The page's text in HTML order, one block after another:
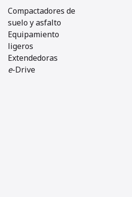
Compactadores de
suelo y asfalto
Equipamiento
ligeros
Extendedoras
e-Drive